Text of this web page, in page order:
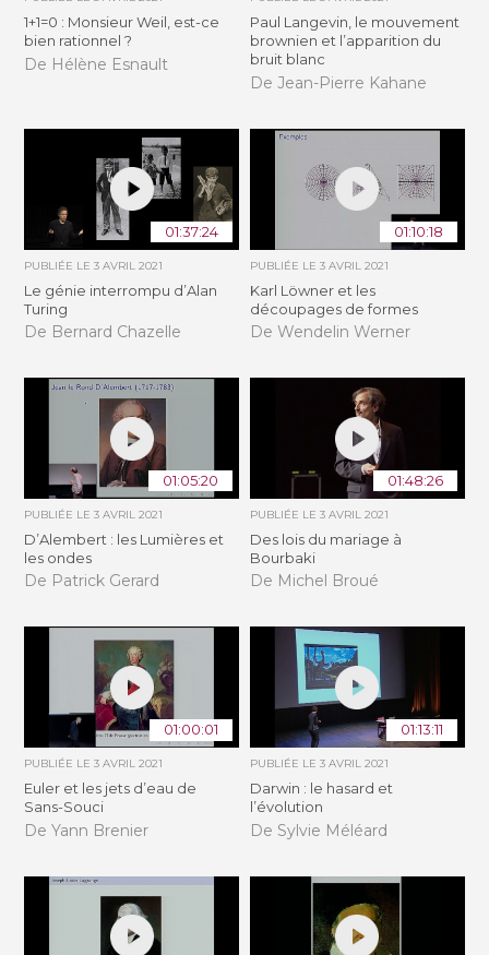
1+1=0 : Monsieur Weil, est-ce
bien rationnel ?
De Hélène Esnault
Paul Langevin, le mouvement
brownien et l’apparition du
bruit blanc
De Jean-Pierre Kahane
01:37:24
PUBLIÉE LE3 AVRIL 2021
Le génie interrompu d’Alan
Turing
De Bernard Chazelle
01:10:18
PUBLIÉE LE 3 AVRIL 2021
Karl Löwner et les
découpages de formes
De Wendelin Werner
01:05:20
PUBLIÉE LE3 AVRIL 2021
D’Alembert : les Lumières et
les ondes
De Patrick Gerard
01:48:26
PUBLIÉE LE 3 AVRIL 2021
Des lois du mariage à
Bourbaki
De Michel Broué
01:00:01
PUBLIÉE LE3 AVRIL 2021
Euler et les jets d’eau de
Sans-Souci
De Yann Brenier
01:13:11
PUBLIÉE LE 3 AVRIL 2021
Darwin : le hasard et
l’évolution
De Sylvie Méléard